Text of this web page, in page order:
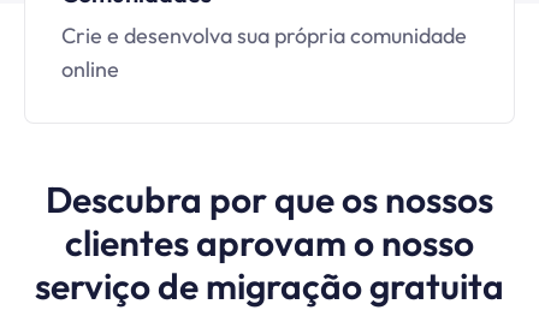
Crie e desenvolva sua própria comunidade
online
Descubra por que os nossos
clientes aprovam o nosso
serviço de migração gratuita